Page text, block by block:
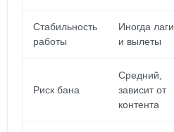
Стабильность
работы
Иногда лаги
и вылеты
Риск бана
Средний,
зависит от
контента